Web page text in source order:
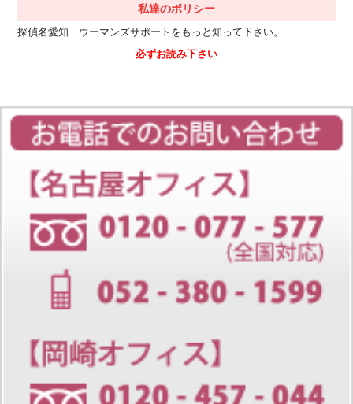
私達のポリシー
探偵名愛知 ウーマンズサポートをもっと知って下さい。
必ずお読み下さい